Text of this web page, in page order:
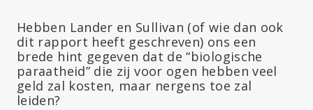
Hebben Lander en Sullivan (of wie dan ook
dit rapport heeft geschreven) ons een
brede hint gegeven dat de “biologische
paraatheid” die zij voor ogen hebben veel
geld zal kosten, maar nergens toe zal
leiden?